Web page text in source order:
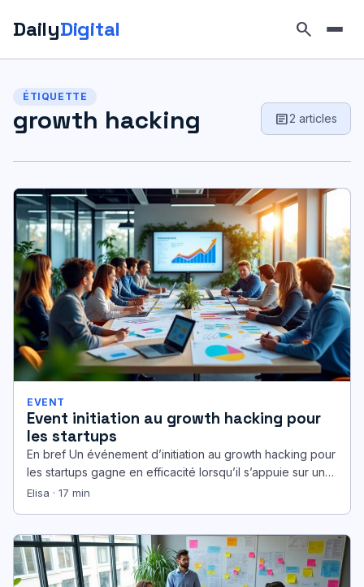
DailyDigital search
ÉTIQUETTE
growth hacking article2 articles
EVENT
Event initiation au growth hacking pour
les startups
En bref Un événement d’initiation au growth hacking pour
les startups gagne en efficacité lorsqu’il s’appuie sur un
cadre précis…
Elisa · 17 min